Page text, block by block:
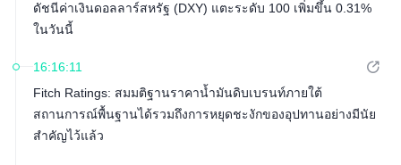
ดัชนีค่าเงินดอลลาร์สหรัฐ (DXY) แตะระดับ 100 เพิ่มขึ้น 0.31%
ในวันนี้
16:16:11
Fitch Ratings: สมมติฐานราคาน้ำมันดิบเบรนท์ภายใต้
สถานการณ์พื้นฐานได้รวมถึงการหยุดชะงักของอุปทานอย่างมีนัย
สำคัญไว้แล้ว